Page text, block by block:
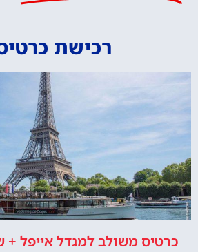
רכישת
כרטיס משולב למגדל אייפל +